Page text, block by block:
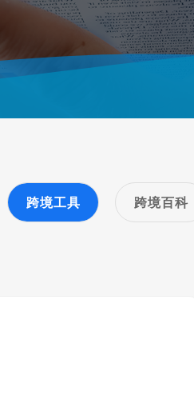
跨境工具 跨境百科